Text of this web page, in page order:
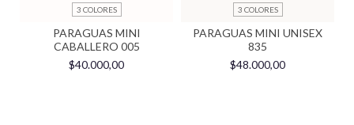
3 COLORES
PARAGUAS MINI
CABALLERO 005
$40.000,00
3 COLORES
PARAGUAS MINI UNISEX
835
$48.000,00